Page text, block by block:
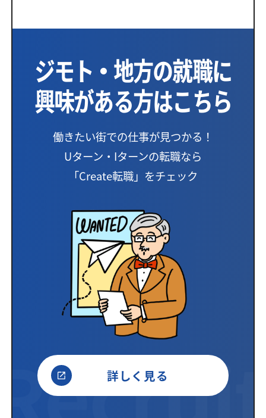
ジモト・地方の就職に
興味がある方はこちら
働きたい街での仕事が見つかる！
Uターン・Iターンの転職なら
「Create転職」をチェック
詳しく見る